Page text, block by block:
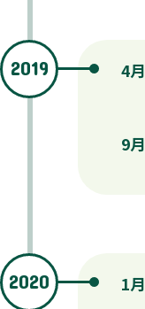
2019 4月
9月
2020 1月